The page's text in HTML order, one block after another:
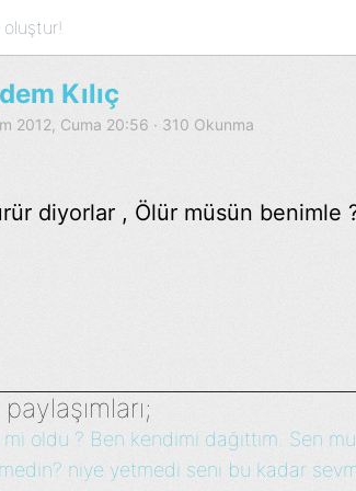
Kılıç
2012, Cuma 20:56 · 310 Okunma
diyorlar , Ölür müsün benimle
oldu ? Ben kendimi dağıttım. Sen
niye yetmedi seni bu kadar